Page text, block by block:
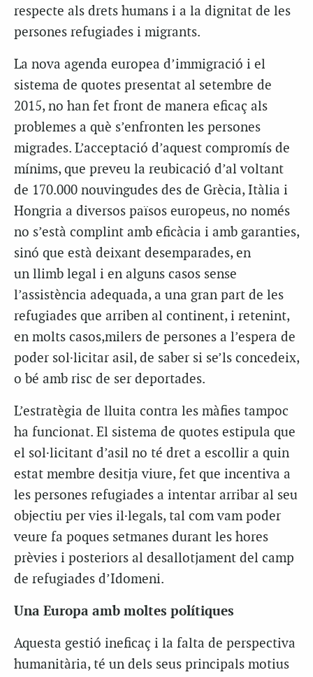
respecte als drets humans i a la dignitat de les
persones refugiades i migrants.
La nova agenda europea d’immigració i el
sistema de quotes presentat al setembre de
2015, no han fet front de manera eficaç als
problemes a què s’enfronten les persones
migrades. L’acceptació d’aquest compromís de
mínims, que preveu la reubicació d’al voltant
de 170.000 nouvingudes des de Grècia, Itàlia i
Hongria a diversos països europeus, no només
no s’està complint amb eficàcia i amb garanties,
sinó que està deixant desemparades, en
un llimb legal i en alguns casos sense
l’assistència adequada, a una gran part de les
refugiades que arriben al continent, i retenint,
en molts casos,milers de persones a l’espera de
poder sol·licitar asil, de saber si se’ls concedeix,
o bé amb risc de ser deportades.
L’estratègia de lluita contra les màfies tampoc
ha funcionat. El sistema de quotes estipula que
el sol·licitant d’asil no té dret a escollir a quin
estat membre desitja viure, fet que incentiva a
les persones refugiades a intentar arribar al seu
objectiu per vies il·legals, tal com vam poder
veure fa poques setmanes durant les hores
prèvies i posteriors al desallotjament del camp
de refugiades d’Idomeni.
Una Europa amb moltes polítiques
Aquesta gestió ineficaç i la falta de perspectiva
humanitària, té un dels seus principals motius